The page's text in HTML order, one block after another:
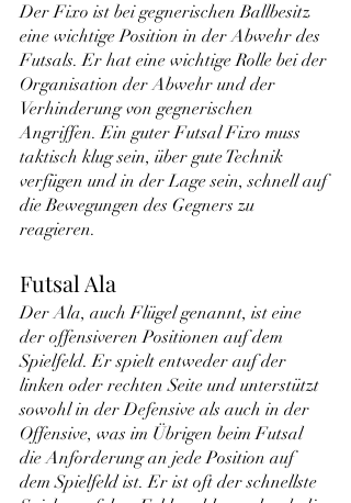
Der Fixo ist bei gegnerischen Ballbesitz
eine wichtige Position in der Abwehr des
Futsals. Er hat eine wichtige Rolle bei der
Organisation der Abwehr und der
Verhinderung von gegnerischen
Angriffen. Ein guter Futsal Fixo muss
taktisch klug sein, über gute Technik
verfügen und in der Lage sein, schnell auf
die Bewegungen des Gegners zu
reagieren.
Futsal Ala
Der Ala, auch Flügel genannt, ist eine
der offensiveren Positionen auf dem
Spielfeld. Er spielt entweder auf der
linken oder rechten Seite und unterstützt
sowohl in der Defensive als auch in der
Offensive, was im Übrigen beim Futsal
die Anforderung an jede Position auf
dem Spielfeld ist. Er ist oft der schnellste